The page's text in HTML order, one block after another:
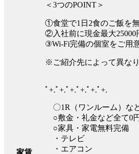
＜3つのPOINT＞
①食堂で1日2食のご飯を
②入社前に現金最大25000
③Wi-Fi完備の個室をご用
※ご紹介先によって異なり
ﾟ+.ﾟ+.ﾟ+.ﾟ+.ﾟ+.ﾟ+.
〇1R（ワンルーム）な
○敷金・礼金など全て0円
○家具・家電無料完備
・テレビ
・エアコン